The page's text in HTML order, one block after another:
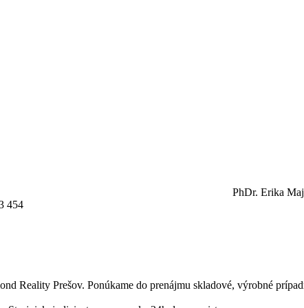
PhDr. Erika
454
Reality Prešov. Ponúkame do prenájmu skladové, výrobné